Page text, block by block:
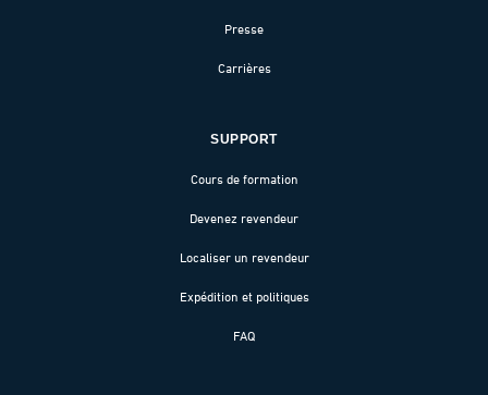
Presse
Carrières
SUPPORT
Cours de formation
Devenez revendeur
Localiser un revendeur
Expédition et politiques
FAQ